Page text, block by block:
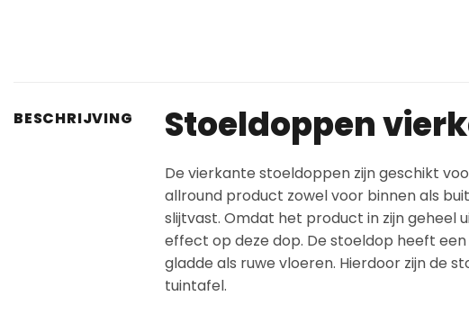
BESCHRIJVING Stoeldoppen
De vierkante stoeldoppen zijn geschikt
allround product zowel voor binnen als
slijtvast. Omdat het product in zijn geheel
effect op deze dop. De stoeldop heeft
gladde als ruwe vloeren. Hierdoor zijn de
tuintafel.